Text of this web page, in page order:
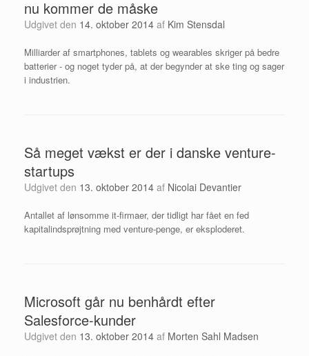
nu kommer de måske
Udgivet den 14. oktober 2014 af Kim Stensdal
Milliarder af smartphones, tablets og wearables skriger på bedre
batterier - og noget tyder på, at der begynder at ske ting og sager
i industrien.
Så meget vækst er der i danske venture-
startups
Udgivet den 13. oktober 2014 af Nicolai Devantier
Antallet af lønsomme it-firmaer, der tidligt har fået en fed
kapitalindsprøjtning med venture-penge, er eksploderet.
Microsoft går nu benhårdt efter
Salesforce-kunder
Udgivet den 13. oktober 2014 af Morten Sahl Madsen